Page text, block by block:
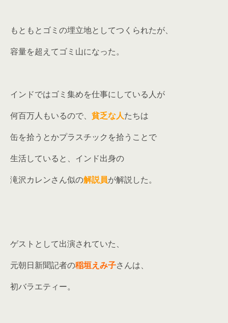
もともとゴミの埋立地としてつくられたが、
容量を超えてゴミ山になった。
インドではゴミ集めを仕事にしている人が
何百万人もいるので、 貧乏な人たちは
缶を拾うとかプラスチックを拾うことで
生活していると、インド出身の
滝沢カレンさん似の解説員が解説した。
ゲストとして出演されていた、
元朝日新聞記者の稲垣えみ子さんは、
初バラエティー。